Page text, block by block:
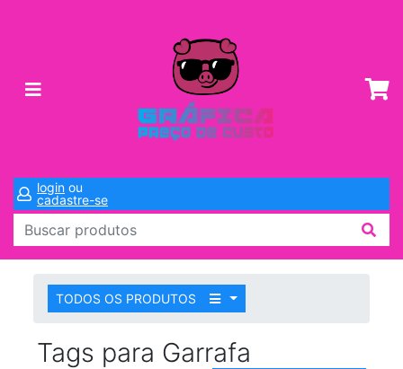
login ou
cadastre-se
TODOS OS PRODUTOS
Tags para Garrafa